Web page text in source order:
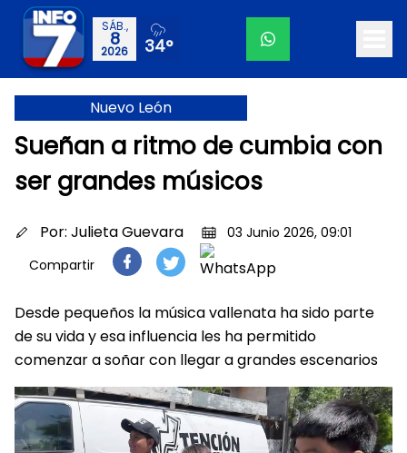
SÁB.,
8
2026 34°
Nuevo León
Sueñan a ritmo de cumbia con
ser grandes músicos
Por: Julieta Guevara
03 Junio 2026, 09:01
Compartir
Desde pequeños la música vallenata ha sido parte
de su vida y esa influencia les ha permitido
comenzar a soñar con llegar a grandes escenarios